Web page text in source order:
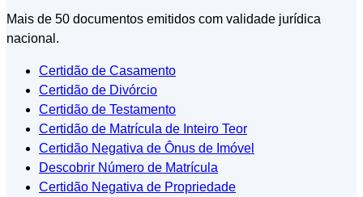
Mais de 50 documentos emitidos com validade jurídica
nacional.
Certidão de Casamento
Certidão de Divórcio
Certidão de Testamento
Certidão de Matrícula de Inteiro Teor
Certidão Negativa de Ônus de Imóvel
Descobrir Número de Matrícula
Certidão Negativa de Propriedade